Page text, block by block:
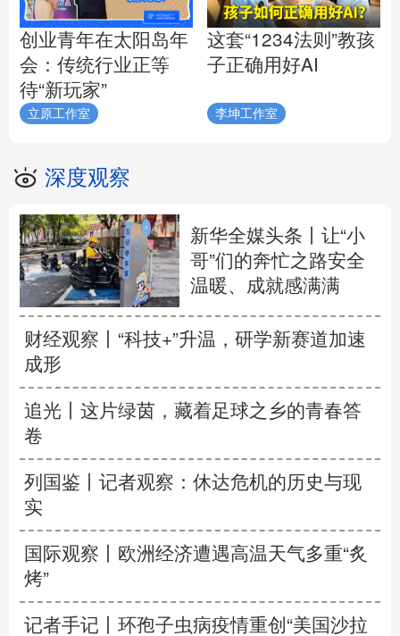
创业青年在太阳岛年
会：传统行业正等
待“新玩家”
立原工作室
这套“1234法则”教孩
子正确用好AI
李坤工作室
深度观察
新华全媒头条丨让“小
哥”们的奔忙之路安全
温暖、成就感满满
财经观察丨 “科技+”升温，研学新赛道加速
成形
追光丨 这片绿茵，藏着足球之乡的青春答
卷
列国鉴丨记者观察：休达危机的历史与现
实
国际观察丨
欧洲经济遭遇高温天气多重“炙
烤”
记者手记丨环孢子虫病疫情重创“美国沙拉